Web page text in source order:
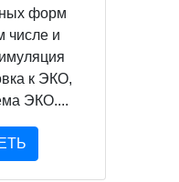
форм
числе и
к ЭКО,
ЭКО....